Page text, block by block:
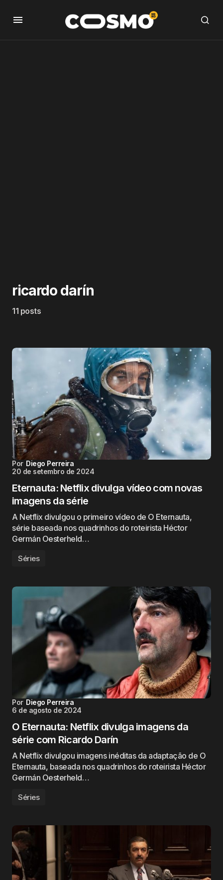
ricardo darín
11 posts
Por Diego Perreira
20 de setembro de 2024
Eternauta: Netflix divulga vídeo com novas
imagens da série
A Netflix divulgou o primeiro vídeo de O Eternauta,
série baseada nos quadrinhos do roteirista Héctor
Germán Oesterheld…
Séries
Por Diego Perreira
6 de agosto de 2024
O Eternauta: Netflix divulga imagens da
série com Ricardo Darín
A Netflix divulgou imagens inéditas da adaptação de O
Eternauta, baseada nos quadrinhos do roteirista Héctor
Germán Oesterheld…
Séries